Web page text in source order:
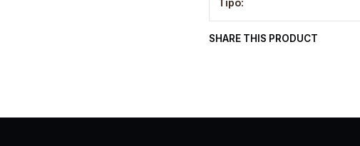
Tipo:
SHARE THIS PRODUCT